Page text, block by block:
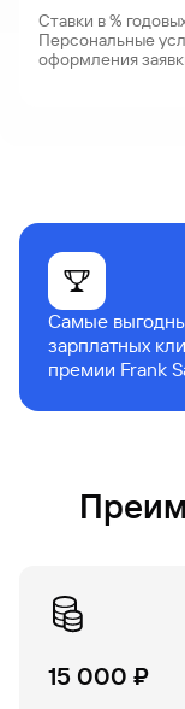
Ставки в %
Персональные
оформления
Самые
зарплатных
премии Frank
15 000 ₽